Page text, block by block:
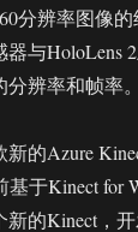
分辨率图像的
与HoloLens
辨率和帧率。
的Azure
于Kinect for
新的Kinect，